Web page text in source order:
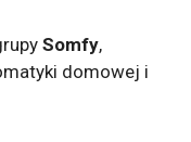
Somfy,
domowej i